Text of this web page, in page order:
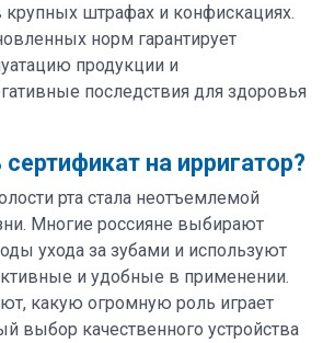
штрафах и конфискациях.
норм гарантирует
продукции и
последствия для здоровья
на ирригатор?
рта стала неотъемлемой
Многие россияне выбирают
ухода за зубами и используют
и удобные в применении.
какую огромную роль играет
выбор качественного устройства